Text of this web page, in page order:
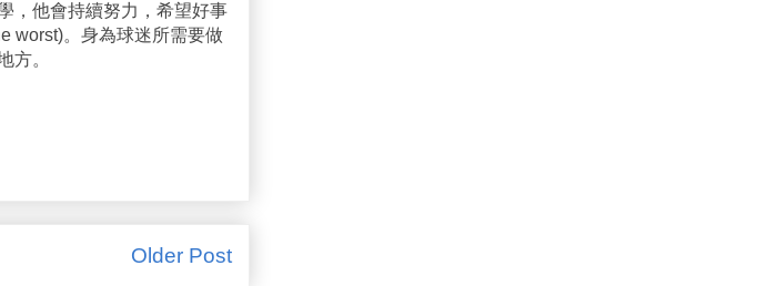
，他會持續努力，希望好事
worst)。身為球迷所需要做
方。
Older Post